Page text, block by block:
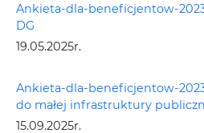
Ankieta-dla-beneficjentow-
DG
19.05.2025r.
Ankieta-dla-beneficjentow-
do małej infrastruktury
15.09.2025r.